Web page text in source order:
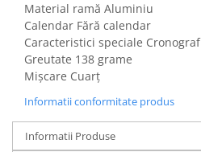
Birotica & Papetarie
Console, Jocuri & Accesorii
Ingrijire personala & Cosmetice
Accesorii aparate de ras electrice
Accesorii aparate hair styling
Aparate & Accesorii ingrijire
personala
Material ramă Aluminiu
Calendar Fără calendar
Caracteristici speciale Cronograf
Greutate 138 grame
Mișcare Cuarț
Informatii conformitate produs
Informatii Produse